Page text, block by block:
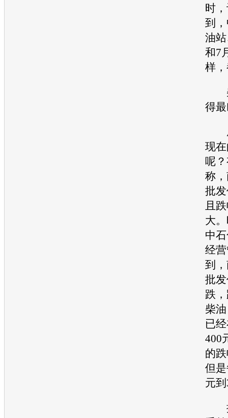
时
到
油
和7
样
柴
得
成
现
呢
称
批
且
大
中
经
到
批
跌
柴
已
400
的
但
元
据